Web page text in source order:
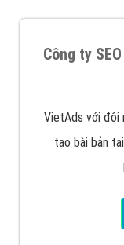
Công ty
VietAds với đội
tạo bài bản